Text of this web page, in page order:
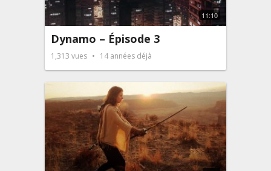
11:10
Dynamo – Épisode 3
1,313 vues 14 années déjà